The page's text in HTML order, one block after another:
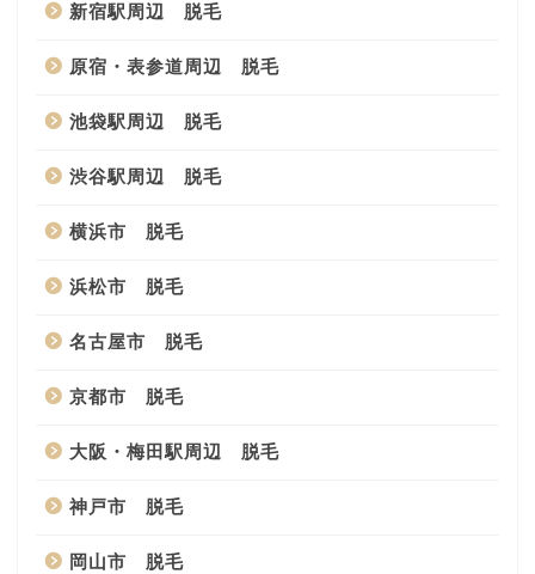
新宿駅周辺 脱毛
原宿・表参道周辺 脱毛
池袋駅周辺 脱毛
渋谷駅周辺 脱毛
横浜市 脱毛
浜松市 脱毛
名古屋市 脱毛
京都市 脱毛
大阪・梅田駅周辺 脱毛
神戸市 脱毛
岡山市 脱毛